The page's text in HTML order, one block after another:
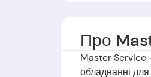
Про
Master Service -
обладнанні